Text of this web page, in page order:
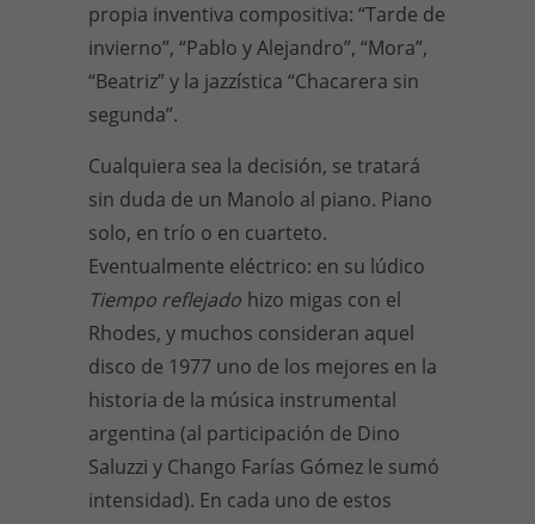
propia inventiva compositiva: “Tarde de
invierno”, “Pablo y Alejandro”, “Mora”,
“Beatriz” y la jazzística “Chacarera sin
segunda”.
Cualquiera sea la decisión, se tratará
sin duda de un Manolo al piano. Piano
solo, en trío o en cuarteto.
Eventualmente eléctrico: en su lúdico
Tiempo reflejado hizo migas con el
Rhodes, y muchos consideran aquel
disco de 1977 uno de los mejores en la
historia de la música instrumental
argentina (al participación de Dino
Saluzzi y Chango Farías Gómez le sumó
intensidad). En cada uno de estos